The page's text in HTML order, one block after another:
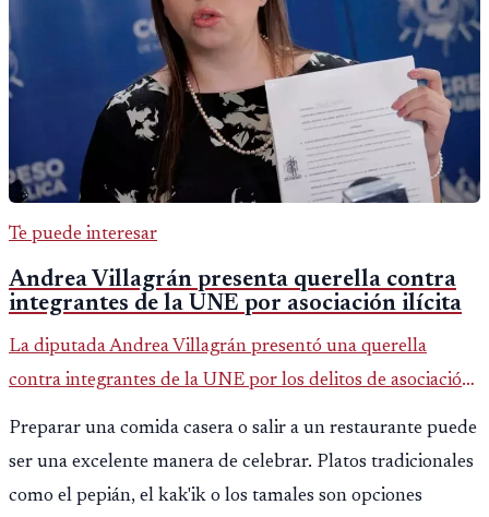
Te puede interesar
Andrea Villagrán presenta querella contra
integrantes de la UNE por asociación ilícita
La diputada Andrea Villagrán presentó una querella
contra integrantes de la UNE por los delitos de asociación
ilícita, terrorismo y sedición.
Preparar una comida casera o salir a un restaurante puede
ser una excelente manera de celebrar. Platos tradicionales
como el pepián, el kak'ik o los tamales son opciones